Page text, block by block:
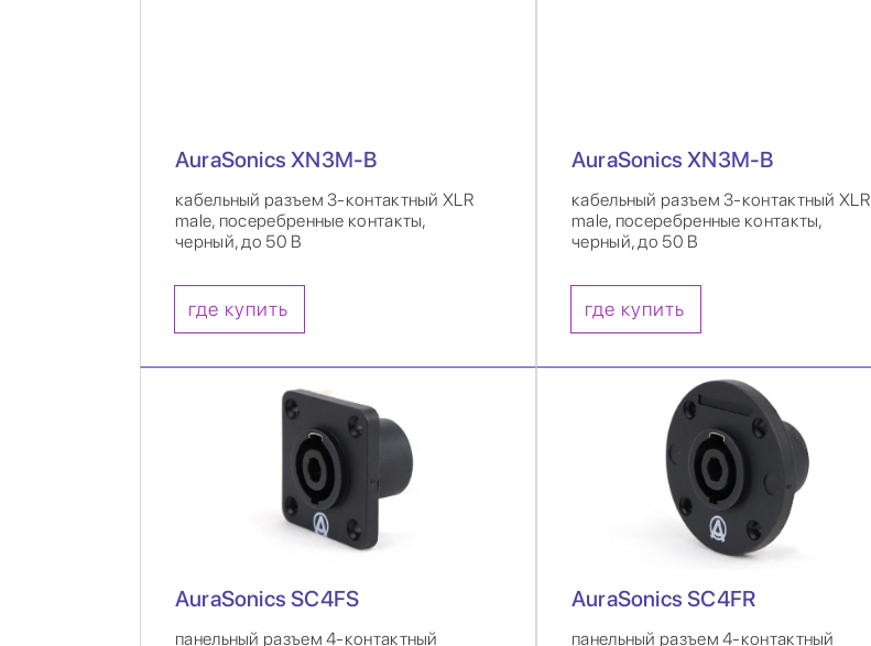
AuraSonics XN3M-B
кабельный разъем 3-контактный XLR
male, посеребренные контакты,
черный, до 50 В
где купить
AuraSonics XN3M-B
кабельный разъем 3-контактный XLR
male, посеребренные контакты,
черный, до 50 В
где купить
AuraSonics SC4FS
панельный разъем 4-контактный
AuraSonics SC4FR
панельный разъем 4-контактный